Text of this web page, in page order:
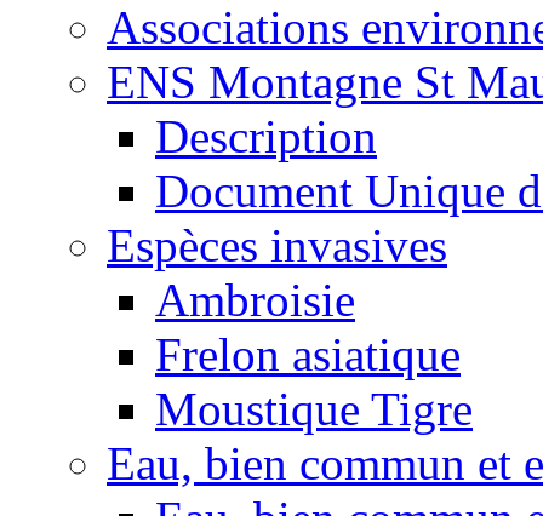
Associations
ENS Montagne St
Description
Document Unique
Espèces invasives
Ambroisie
Frelon asiatique
Moustique Tigre
Eau, bien commun et